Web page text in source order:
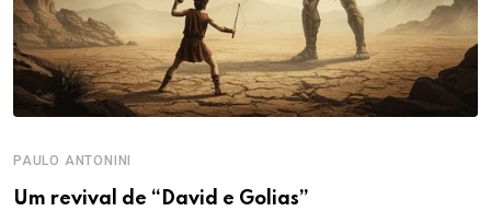
PAULO ANTONINI
Um revival de “David e Golias”